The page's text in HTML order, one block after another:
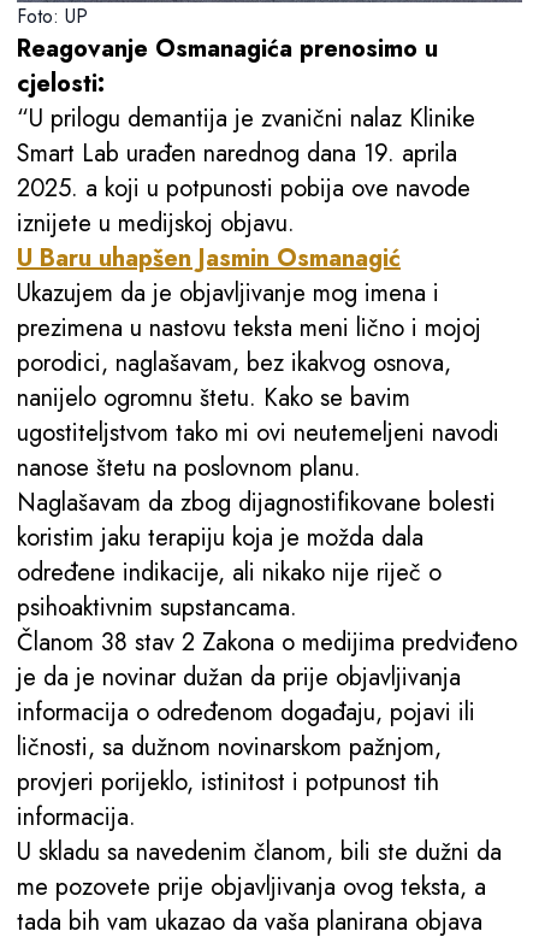
Foto: UP
Reagovanje Osmanagića prenosimo u
cjelosti:
“U prilogu demantija je zvanični nalaz Klinike
Smart Lab urađen narednog dana 19. aprila
2025. a koji u potpunosti pobija ove navode
iznijete u medijskoj objavu.
U Baru uhapšen Jasmin Osmanagić
Ukazujem da je objavljivanje mog imena i
prezimena u nastovu teksta meni lično i mojoj
porodici, naglašavam, bez ikakvog osnova,
nanijelo ogromnu štetu. Kako se bavim
ugostiteljstvom tako mi ovi neutemeljeni navodi
nanose štetu na poslovnom planu.
Naglašavam da zbog dijagnostifikovane bolesti
koristim jaku terapiju koja je možda dala
određene indikacije, ali nikako nije riječ o
psihoaktivnim supstancama.
Članom 38 stav 2 Zakona o medijima predviđeno
je da je novinar dužan da prije objavljivanja
informacija o određenom događaju, pojavi ili
ličnosti, sa dužnom novinarskom pažnjom,
provjeri porijeklo, istinitost i potpunost tih
informacija.
U skladu sa navedenim članom, bili ste dužni da
me pozovete prije objavljivanja ovog teksta, a
tada bih vam ukazao da vaša planirana objava